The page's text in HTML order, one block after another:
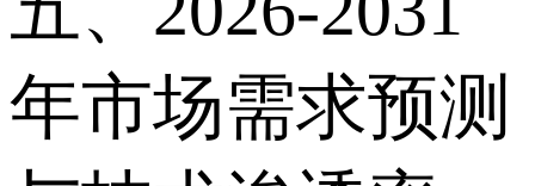
年市场需求预测